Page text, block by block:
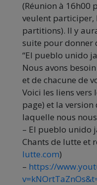
(Réunion à 16h00
veulent participer,
partitions). Il y
suite pour donner
“El pueblo unido
Nous avons
et de chacune de
Voici les liens vers
page) et la version
laquelle nous
– El pueblo unido
Chants de lutte et
lutte.com)
– https://